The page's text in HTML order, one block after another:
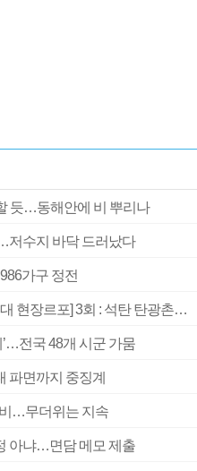
듯…동해안에 비 뿌리나
저수지 바닥 드러났다
가구 정전
[2026 부산청소년극지체험탐험대 현장르포] 3회 : 석탄 탄광촌에서 북극 연구의 중심지로
’…전국 48개 시군 가뭄
파면까지 중징계
비…무더위는 지속
아냐…면담 메모 제출